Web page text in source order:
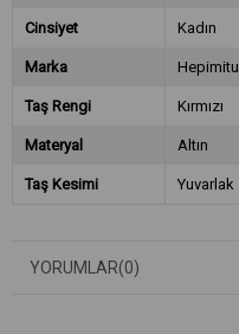
Cinsiyet Kadın
Marka Hepimitu
Taş Rengi Kırmızı
Materyal Altın
Taş Kesimi Yuvarlak
YORUMLAR(0)